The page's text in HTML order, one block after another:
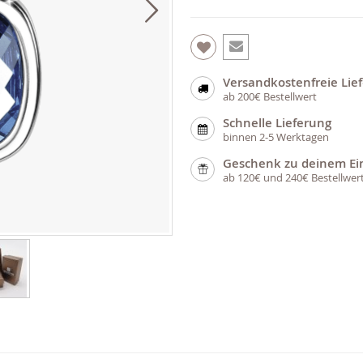
Versandkostenfreie
ab 200€ Bestellwert
Schnelle Lieferung
binnen 2-5 Werktagen
Geschenk zu deinem
ab 120€ und 240€